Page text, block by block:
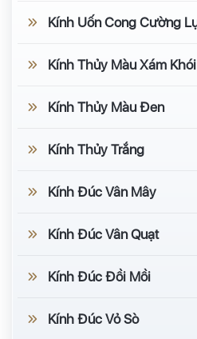
Kính Uốn Cong Cường
Kính Thủy Màu Xám Khói
Kính Thủy Màu Đen
Kính Thủy Trắng
Kính Đúc Vân Mây
Kính Đúc Vân Quạt
Kính Đúc Đồi Mồi
Kính Đúc Vỏ Sò